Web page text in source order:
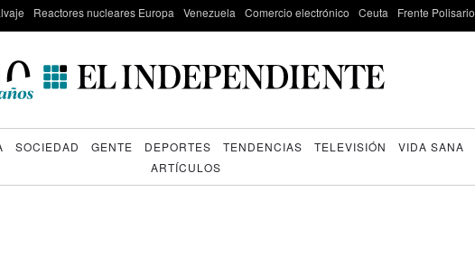
Reactores nucleares Europa Venezuela Comercio electrónico Ceuta Frente Polisario
SOCIEDAD GENTE DEPORTES TENDENCIAS TELEVISIÓN VIDA SANA
ARTÍCULOS